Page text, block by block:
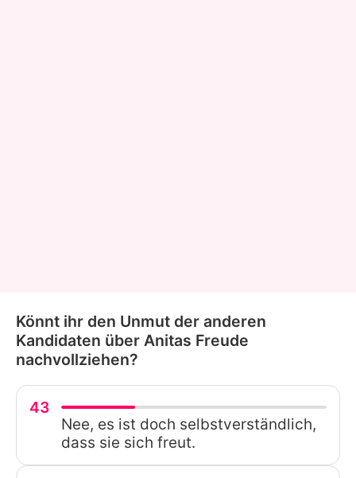
Könnt ihr den Unmut der anderen
Kandidaten über Anitas Freude
nachvollziehen?
43
Nee, es ist doch selbstverständlich,
dass sie sich freut.